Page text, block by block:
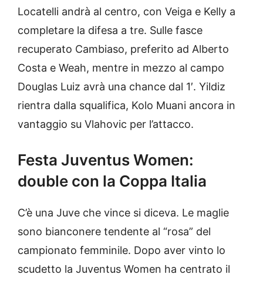
Locatelli andrà al centro, con Veiga e Kelly a
completare la difesa a tre. Sulle fasce
recuperato Cambiaso, preferito ad Alberto
Costa e Weah, mentre in mezzo al campo
Douglas Luiz avrà una chance dal 1′. Yildiz
rientra dalla squalifica, Kolo Muani ancora in
vantaggio su Vlahovic per l’attacco.
Festa Juventus Women:
double con la Coppa Italia
C’è una Juve che vince si diceva. Le maglie
sono bianconere tendente al “rosa” del
campionato femminile. Dopo aver vinto lo
scudetto la Juventus Women ha centrato il